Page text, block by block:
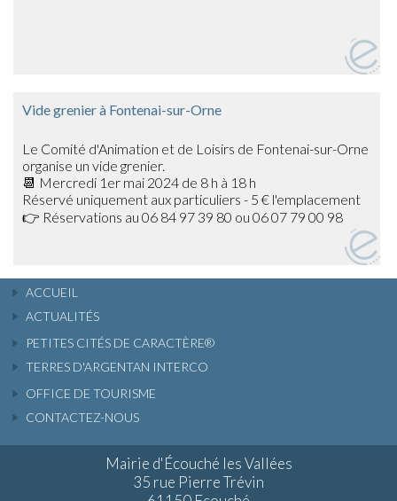
Vide grenier à Fontenai-sur-Orne
Le Comité d'Animation et de Loisirs de Fontenai-sur-Orne
organise un vide grenier.
📆 Mercredi 1er mai 2024 de 8 h à 18 h
Réservé uniquement aux particuliers - 5 € l'emplacement
👉 Réservations au 06 84 97 39 80 ou 06 07 79 00 98
ACCUEIL
ACTUALITÉS
PETITES CITÉS DE CARACTÈRE®
TERRES D'ARGENTAN INTERCO
OFFICE DE TOURISME
CONTACTEZ-NOUS
Mairie d'Écouché les Vallées
35 rue Pierre Trévin